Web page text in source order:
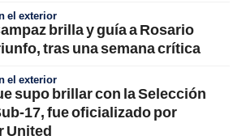
el exterior
brilla y guía a Rosario
tras una semana crítica
el exterior
supo brillar con la Selección
17, fue oficializado por
United